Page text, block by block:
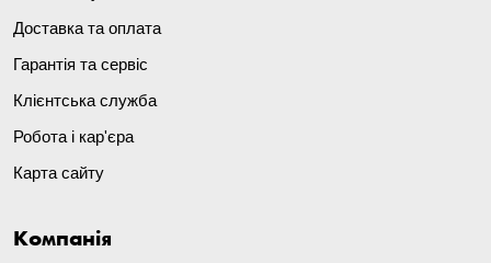
Доставка та оплата
Гарантія та сервіс
Клієнтська служба
Робота і кар'єра
Карта сайту
Компанія